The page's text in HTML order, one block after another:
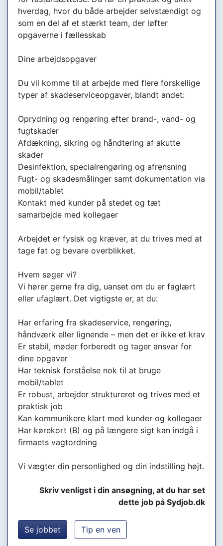
hverdag, hvor du både arbejder selvstændigt og
som en del af et stærkt team, der løfter
opgaverne i fællesskab
Dine arbejdsopgaver
Du vil komme til at arbejde med flere forskellige
typer af skadeserviceopgaver, blandt andet:
Oprydning og rengøring efter brand-, vand- og
fugtskader
Afdækning, sikring og håndtering af akutte
skader
Desinfektion, specialrengøring og afrensning
Fugt- og skadesmålinger samt dokumentation via
mobil/tablet
Kontakt med kunder på stedet og tæt
samarbejde med kollegaer
Arbejdet er fysisk og kræver, at du trives med at
tage fat og bevare overblikket.
Hvem søger vi?
Vi hører gerne fra dig, uanset om du er faglært
eller ufaglært. Det vigtigste er, at du:
Har erfaring fra skadeservice, rengøring,
håndværk eller lignende – men det er ikke et krav
Er stabil, møder forberedt og tager ansvar for
dine opgaver
Har teknisk forståelse nok til at bruge
mobil/tablet
Er robust, arbejder struktureret og trives med et
praktisk job
Kan kommunikere klart med kunder og kollegaer
Har kørekort (B) og på længere sigt kan indgå i
firmaets vagtordning
Vi vægter din personlighed og din indstilling højt.
Skriv venligst i din ansøgning, at du har set
dette job på Sydjob.dk
Se jobbet Tip en ven